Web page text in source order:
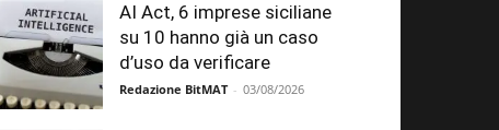
AI Act, 6 imprese siciliane
su 10 hanno già un caso
d’uso da verificare
Redazione BitMAT - 03/08/2026